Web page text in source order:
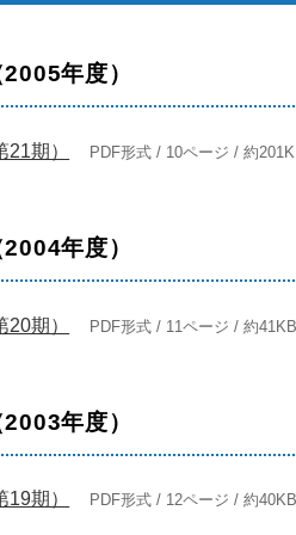
年度）
期） PDF形式 / 10ページ / 約
年度）
期） PDF形式 / 11ページ / 約41KB
年度）
期） PDF形式 / 12ページ / 約40KB